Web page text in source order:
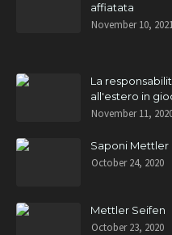
affiatata
November 10,
La
all'estero in
November 11,
Saponi Mettler
October 24, 2020
Mettler Seifen
October 23, 2020